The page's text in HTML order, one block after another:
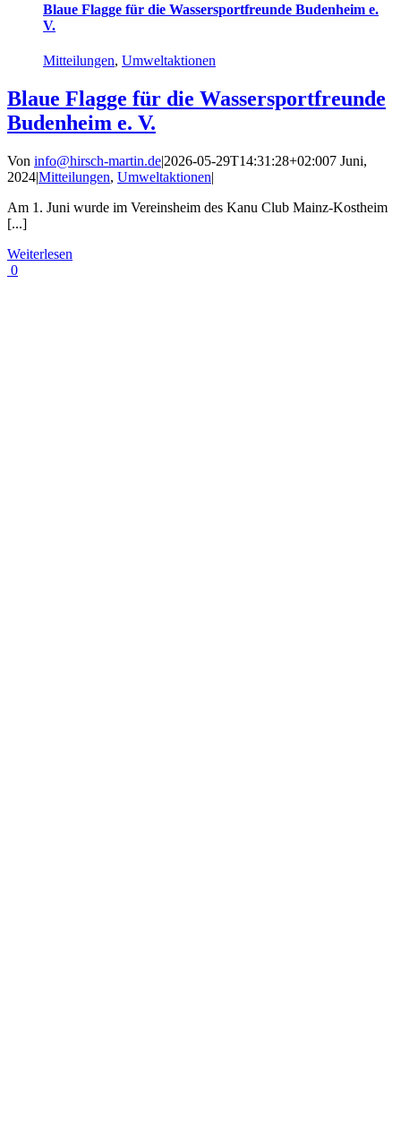
Blaue Flagge für die Wassersportfreunde Budenheim e.
V.
Mitteilungen, Umweltaktionen
Blaue Flagge für die Wassersportfreunde
Budenheim e. V.
Von info@hirsch-martin.de|2026-05-29T14:31:28+02:007 Juni,
2024|Mitteilungen, Umweltaktionen|
Am 1. Juni wurde im Vereinsheim des Kanu Club Mainz-Kostheim
[...]
Weiterlesen
0